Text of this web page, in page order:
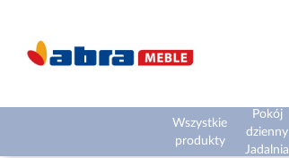
Wszystkie
produkty
Pokój
dzienny
Jadalnia